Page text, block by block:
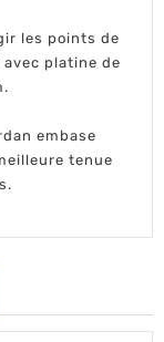
les points de
platine de
embase
tenue